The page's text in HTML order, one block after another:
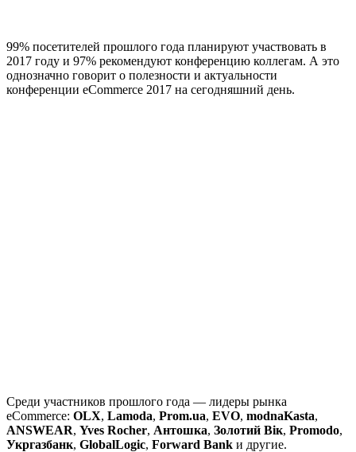
99% посетителей прошлого года планируют участвовать в
2017 году и 97% рекомендуют конференцию коллегам. А это
однозначно говорит о полезности и актуальности
конференции eCommerce 2017 на сегодняшний день.
Среди участников прошлого года — лидеры рынка
eCommerce: OLX, Lamoda, Prom.ua, EVO, modnaKasta,
ANSWEAR, Yves Rocher, Антошка, Золотий Вік, Promodo,
Укргазбанк, GlobalLogic, Forward Bank и другие.